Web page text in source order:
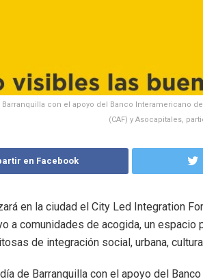
con el apoyo del Banco Interamericano
(CAF) y Asocapitales,
en Facebook
en la ciudad el City Led Integration
a comunidades de acogida, un
de integración social, urbana,
de Barranquilla con el apoyo del